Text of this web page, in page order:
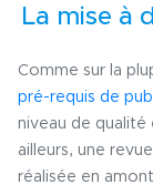
La mise à
Comme sur la
pré-requis de
niveau de
ailleurs, une
réalisée en